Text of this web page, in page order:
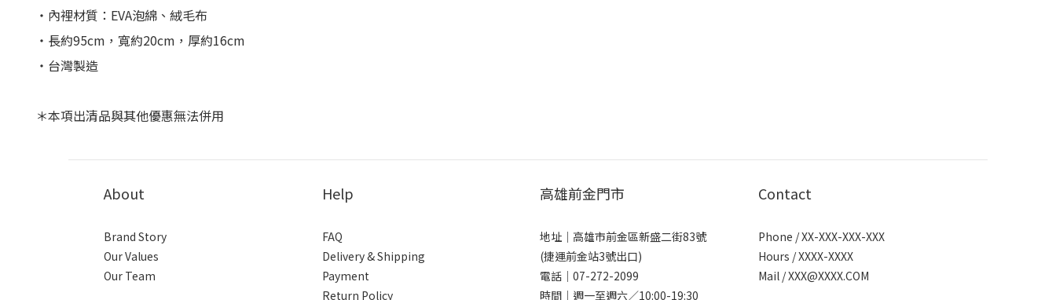
・內裡材質： EVA泡綿、絨毛布
・長約95cm ，寬約20cm ，厚約16cm
・台灣製造
＊本項出清品與其他優惠無法併用
About
Brand Story
Our Values
Our Team
Help
FAQ
Delivery & Shipping
Payment
Return Policy
高雄前金門市
地址｜ 高雄市前金區新盛二街83號
(捷運前金站3號出口)
電話｜ 07-272-2099
時間｜週一至週六／10:00-19:30
Contact
Phone / XX-XXX-XXX-XXX
Hours / XXXX-XXXX
Mail /XXX@XXXX.COM